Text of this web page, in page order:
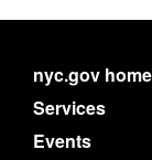
nyc.gov home
Services
Events